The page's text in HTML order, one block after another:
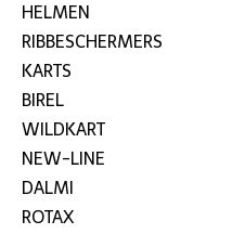
HELMEN
RIBBESCHERMERS
KARTS
BIREL
WILDKART
NEW-LINE
DALMI
ROTAX